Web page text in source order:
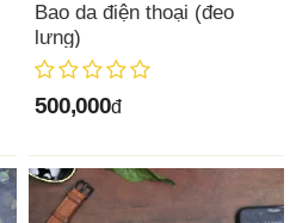
Bao da điện thoại (đeo
lưng)
500,000đ